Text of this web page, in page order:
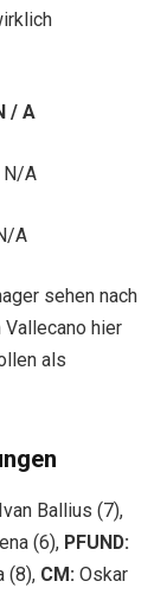
/ A
N/A
A
sehen nach
hier
als
Ivan Ballius (7),
(6), PFUND:
(8), CM: Oskar